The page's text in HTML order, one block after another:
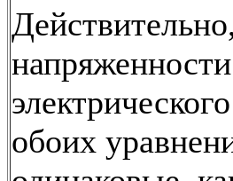
обоих